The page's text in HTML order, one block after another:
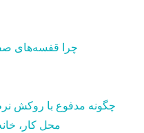
چرا قفسه‌های
چگونه مدفوع با روکش
محل کار،